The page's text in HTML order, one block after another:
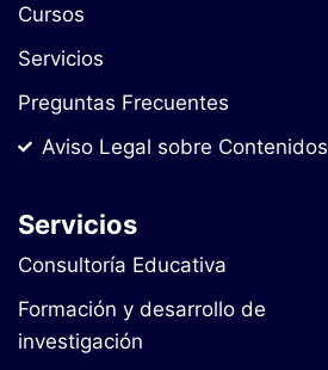
Cursos
Servicios
Preguntas Frecuentes
Aviso Legal sobre Contenidos
Servicios
Consultoría Educativa
Formación y desarrollo de
investigación